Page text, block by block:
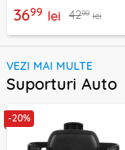
3699 lei 4299 lei
VEZI MAI MULTE
Suporturi Auto
-20%